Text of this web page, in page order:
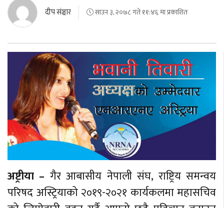
दीप संञ्चार साउन ३, २०७८ गते ११:४६ मा प्रकाशित
अष्ट्रीया – गैर आबासीय नेपाली संघ, राष्ट्रिय समन्वय
परिषद अस्ट्रियाको २०१९-२०२१ कार्यकलमा महासचिव